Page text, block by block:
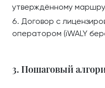
утверждённому
Договор с
оператором (iWALY
3. Пошаговый